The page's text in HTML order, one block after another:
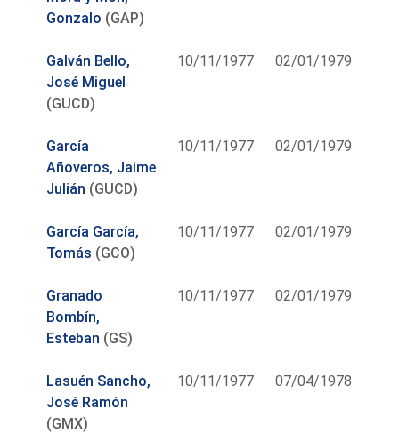
Gonzalo (GAP)
Galván Bello,
José Miguel
(GUCD)
10/11/1977 02/01/1979
García
Añoveros, Jaime
Julián (GUCD)
10/11/1977 02/01/1979
García García,
Tomás (GCO)
10/11/1977 02/01/1979
Granado
Bombín,
Esteban (GS)
10/11/1977 02/01/1979
Lasuén Sancho,
José Ramón
(GMX)
10/11/1977 07/04/1978